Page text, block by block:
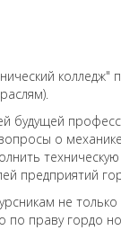
о
предприятий
не
по праву гордо